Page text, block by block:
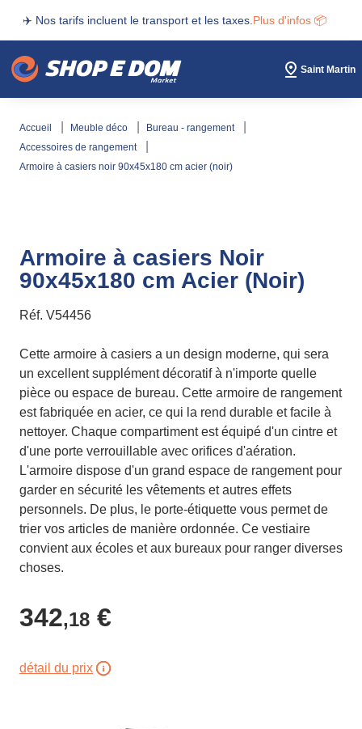
✈️ Nos tarifs incluent le transport et les taxes. Plus d'infos 📦
Saint Martin
accueil meuble déco
bureau - rangement
accessoires de rangement
armoire à casiers noir 90x45x180 cm acier (noir)
Armoire à casiers Noir
90x45x180 cm Acier (Noir)
Réf. V54456
Cette armoire à casiers a un design moderne, qui sera
un excellent supplément décoratif à n'importe quelle
pièce ou espace de bureau. Cette armoire de rangement
est fabriquée en acier, ce qui la rend durable et facile à
nettoyer. Chaque compartiment est équipé d'un cintre et
d'une porte verrouillable avec orifices d'aération.
L'armoire dispose d'un grand espace de rangement pour
garder en sécurité les vêtements et autres effets
personnels. De plus, le porte-étiquette vous permet de
trier vos articles de manière ordonnée. Ce vestiaire
convient aux écoles et aux bureaux pour ranger diverses
choses.
342,18 €
détail du prix